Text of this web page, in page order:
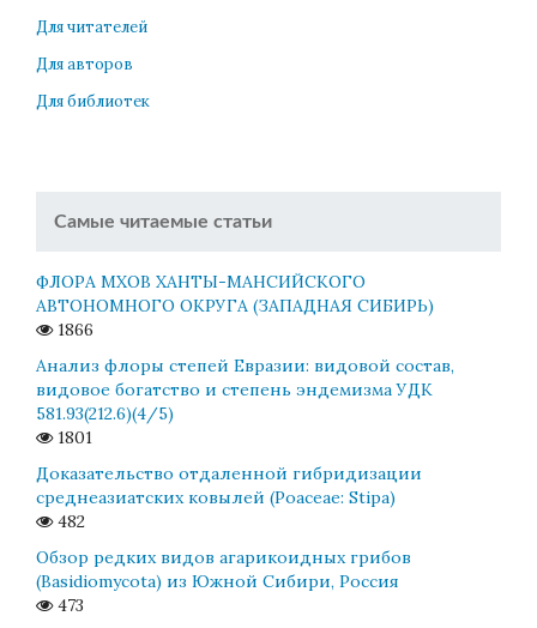
Для читателей
Для авторов
Для библиотек
Самые читаемые статьи
ФЛОРА МХОВ ХАНТЫ-МАНСИЙСКОГО
АВТОНОМНОГО ОКРУГА (ЗАПАДНАЯ СИБИРЬ)
1866
Анализ флоры степей Евразии: видовой состав,
видовое богатство и степень эндемизма УДК
581.93(212.6)(4/5)
1801
Доказательство отдаленной гибридизации
среднеазиатских ковылей (Poaceae: Stipa)
482
Обзор редких видов агарикоидных грибов
(Basidiomycota) из Южной Сибири, Россия
473